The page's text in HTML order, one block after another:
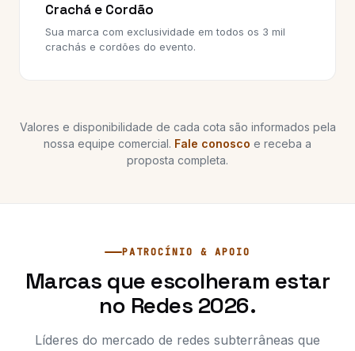
Crachá e Cordão
Sua marca com exclusividade em todos os 3 mil
crachás e cordões do evento.
Valores e disponibilidade de cada cota são informados pela
nossa equipe comercial. Fale conosco e receba a
proposta completa.
PATROCÍNIO & APOIO
Marcas que escolheram estar
no Redes 2026.
Líderes do mercado de redes subterrâneas que